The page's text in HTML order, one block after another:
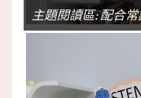
主題閱讀區: 配合